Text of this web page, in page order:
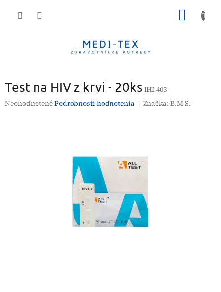
Test na HIV z krvi - 20ks IHI-403
Priemerné
NeohodnotenéPodrobnosti hodnotenia Značka:B.M.S.